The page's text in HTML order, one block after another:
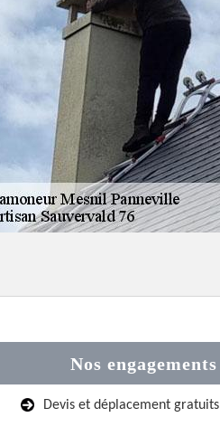
Nos engagements
Devis et déplacement gratuits